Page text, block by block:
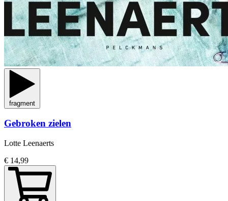
fragment
Gebroken zielen
Lotte Leenaerts
€ 14,99